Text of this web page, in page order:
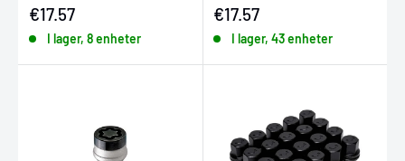
Försäljningspris
€17.57
I lager, 8 enheter
Försäljningspris
€17.57
I lager, 43 enheter